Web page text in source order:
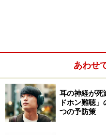
あわせ
耳の神経が死
ドホン難聴
つの予防策